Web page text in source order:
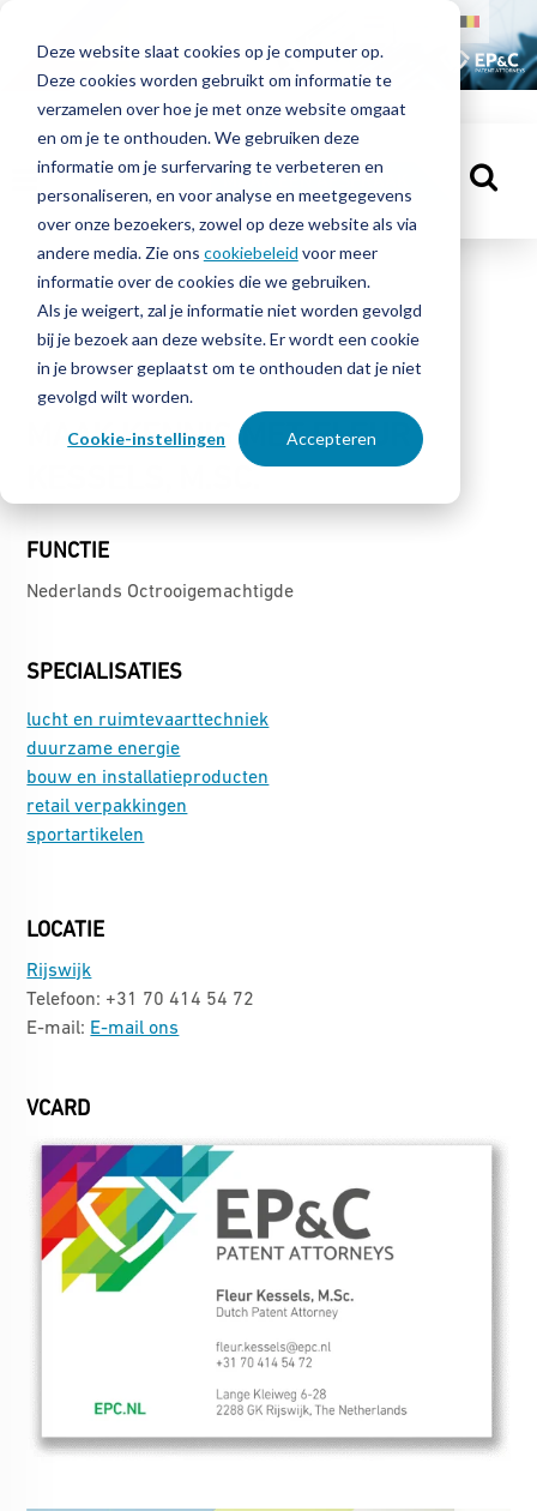
Deze website slaat cookies op je computer op.
Deze cookies worden gebruikt om informatie te
verzamelen over hoe je met onze website omgaat
en om je te onthouden. We gebruiken deze
informatie om je surfervaring te verbeteren en
personaliseren, en voor analyse en meetgegevens
over onze bezoekers, zowel op deze website als via
andere media. Zie ons cookiebeleid voor meer
informatie over de cookies die we gebruiken.
Als je weigert, zal je informatie niet worden gevolgd
bij je bezoek aan deze website. Er wordt een cookie
in je browser geplaatst om te onthouden dat je niet
gevolgd wilt worden.
Cookie-instellingen Accepteren
KENNISBANK
CONTACT
Mensen
MAAK KENNIS MET FLEUR
FUNCTIE
Nederlands Octrooigemachtigde
SPECIALISATIES
lucht en ruimtevaarttechniek
duurzame energie
bouw en installatieproducten
retail verpakkingen
sportartikelen
LOCATIE
Rijswijk
Telefoon: +31 70 414 54 72
E-mail: E-mail ons
VCARD